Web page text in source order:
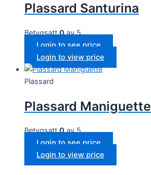
Plassard Santurina
Betygsatt0av 5
Login to see price
Login to view price
Plassard
Plassard Maniguette
Betygsatt0av 5
Login to see price
Login to view price